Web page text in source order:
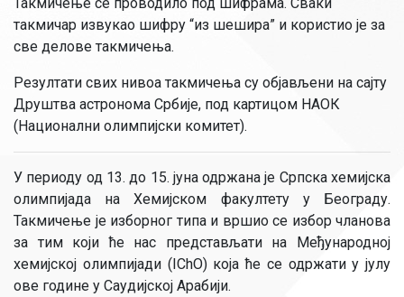
такмичар извукао шифру “из шешира” и користио је за
све делове такмичења.
Резултати свих нивоа такмичења су објављени на сајту
Друштва астронома Србије, под картицом НАОК
(Национални олимпијски комитет).
У периоду од 13. до 15. јуна одржана је Српска хемијска
олимпијада на Хемијском факултету у Београду.
Такмичење је изборног типа и вршио се избор чланова
за тим који ће нас представљати на Међународној
хемијској олимпијади (IChO) која ће се одржати у јулу
ове године у Саудијској Арабији.